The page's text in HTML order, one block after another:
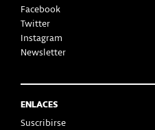
Facebook
Twitter
Instagram
Newsletter
ENLACES
Suscribirse